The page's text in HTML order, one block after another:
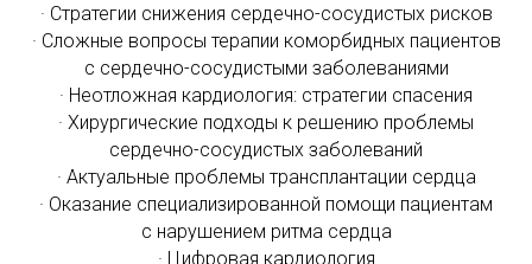
· Стратегии снижения сердечно-сосудистых рисков
· Сложные вопросы терапии коморбидных пациентов
с сердечно-сосудистыми заболеваниями
· Неотложная кардиология: стратегии спасения
· Хирургические подходы к решению проблемы
сердечно-сосудистых заболеваний
· Актуальные проблемы трансплантации сердца
· Оказание специализированной помощи пациентам
с нарушением ритма сердца
· Цифровая кардиология